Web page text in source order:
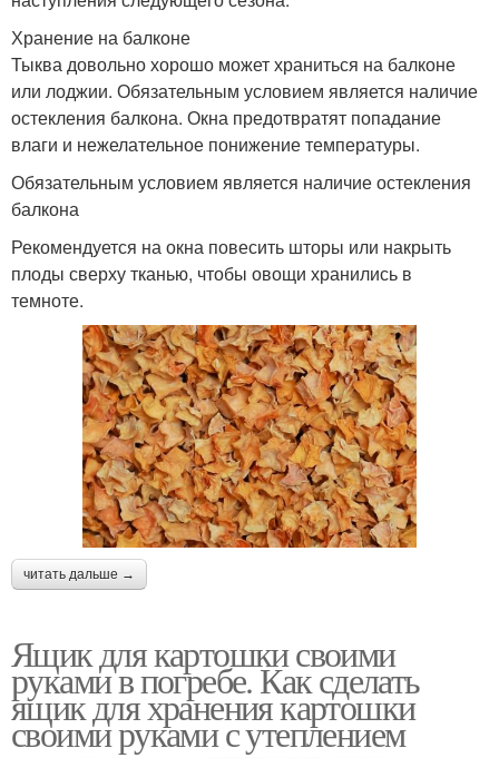
Хранение на балконе
Тыква довольно хорошо может храниться на балконе
или лоджии. Обязательным условием является наличие
остекления балкона. Окна предотвратят попадание
влаги и нежелательное понижение температуры.
Обязательным условием является наличие остекления
балкона
Рекомендуется на окна повесить шторы или накрыть
плоды сверху тканью, чтобы овощи хранились в
темноте.
читать дальше →
Ящик для картошки своими
руками в погребе. Как сделать
ящик для хранения картошки
своими руками с утеплением